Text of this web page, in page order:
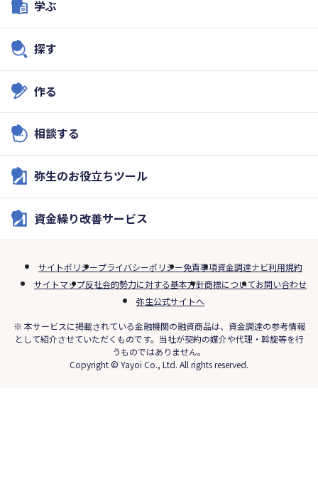
学ぶ
探す
作る
相談する
弥生のお役立ちツール
資金繰り改善サービス
サイトポリシープライバシーポリシー免責事項資金調達ナビ利用規約
サイトマップ反社会的勢力に対する基本方針商標についてお問い合わせ
弥生公式サイトへ
※ 本サービスに掲載されている金融機関の融資商品は、資金調達の参考情報
として紹介させていただくものです。当社が契約の媒介や代理・斡旋等を行
うものではありません。
Copyright © Yayoi Co., Ltd. All rights reserved.